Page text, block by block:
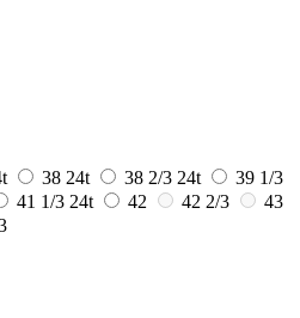
38 24t 38 2/3 24t
39 1/3
41 1/3 24t 42 42 2/3
43